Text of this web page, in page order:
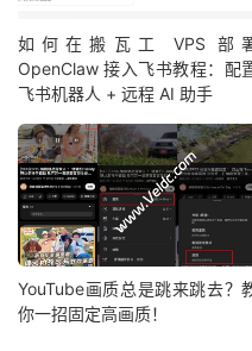
如何在搬瓦工 VPS 部
OpenClaw 接入飞书教程：配
飞书机器人 + 远程 AI 助手
YouTube画质总是跳来跳去？
你一招固定高画质！